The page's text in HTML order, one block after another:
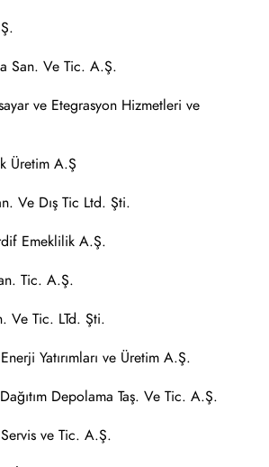
San. Ve Tic. A.Ş.
ve Etegrasyon Hizmetleri ve
Üretim A.Ş
Ve Dış Tic Ltd. Şti.
Emeklilik A.Ş.
Tic. A.Ş.
Ve Tic. LTd. Şti.
Yatırımları ve Üretim A.Ş.
Depolama Taş. Ve Tic. A.Ş.
ve Tic. A.Ş.